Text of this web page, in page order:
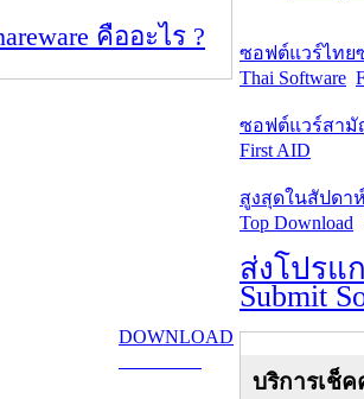
คืออะไร ?
DOWNLOAD
ซอฟต์แวร์ไทย
Thai Software
ซอฟต์แวร์สา
First AID
สูงสุดในสัปดาห์
Top Download
ส่งโปรแ
Submit
บริการเช็ค